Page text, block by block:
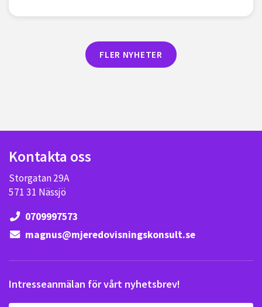
FLER NYHETER
Kontakta oss
Storgatan 29A
571 31 Nässjö
0709997573
magnus@mjeredovisningskonsult.se
Intresseanmälan för vårt nyhetsbrev!